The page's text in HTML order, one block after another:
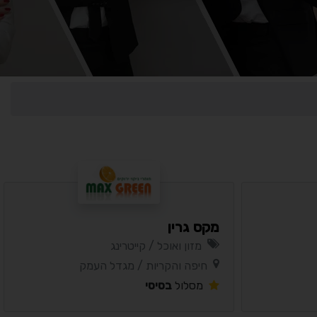
מקס גרין
מזון ואוכל / קייטרינג
חיפה והקריות / מגדל העמק
מסלול בסיסי